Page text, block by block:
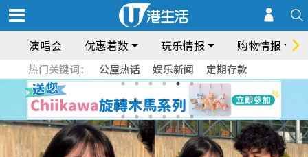
演唱会 优惠着数 玩乐情报 购物情报
热门关键词： 公屋热话 娱乐新闻 定期存款